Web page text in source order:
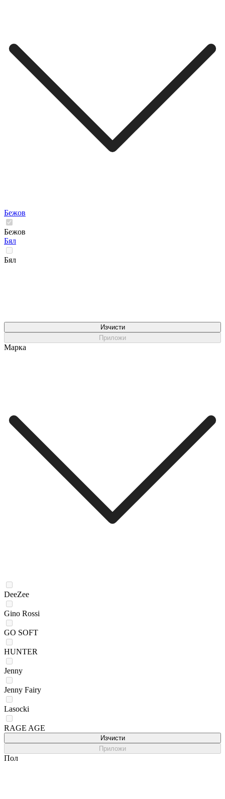
Бежов
Бежов
Бял
Бял
Изчисти
Приложи
Марка
DeeZee
Gino Rossi
GO SOFT
HUNTER
Jenny
Jenny Fairy
Lasocki
RAGE AGE
Изчисти
Приложи
Пол